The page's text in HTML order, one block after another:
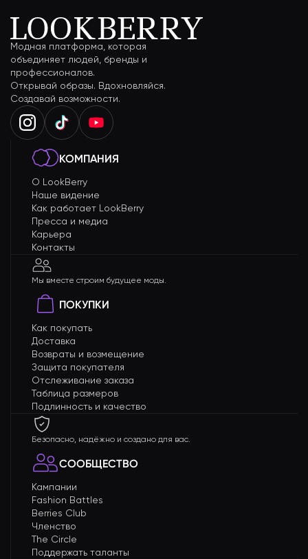
Модная платформа, которая
объединяет людей, бренды и
профессионалов.
Открывай образы. Вдохновляйся.
Создавай возможности.
КОМПАНИЯ
О LookBerry
Наше видение
Как работает LookBerry
Пресса и медиа
Карьера
Контакты
Мы вместе строим будущее моды.
ПОКУПКИ
Как покупать
Доставка
Возвраты и возмещение
Защита покупателя
Отслеживание заказа
Таблица размеров
Подлинность и качество
Безопасно, надёжно и создано для вас.
СООБЩЕСТВО
Кампании
Fashion Battles
Berries Club
Членство
The Circle
Поддержать таланты